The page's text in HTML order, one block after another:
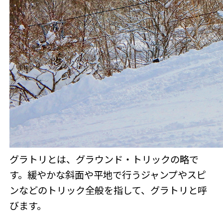
グラトリとは、グラウンド・トリックの略で
す。緩やかな斜面や平地で行うジャンプやスピ
ンなどのトリック全般を指して、グラトリと呼
びます。